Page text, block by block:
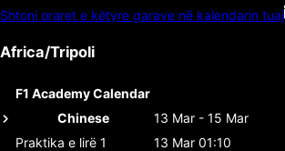
Shtoni oraret e këtyre garave në kalendarin tuaj
Africa/Tripoli
F1 Academy Calendar
Chinese
13 Mar - 15 Mar
Praktika e lirë 1
13 Mar 01:10